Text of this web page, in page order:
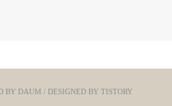
BY DAUM / DESIGNED BY TISTORY